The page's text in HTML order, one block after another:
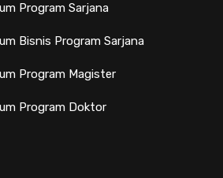
Program Sarjana
Bisnis Program Sarjana
Program Magister
Program Doktor